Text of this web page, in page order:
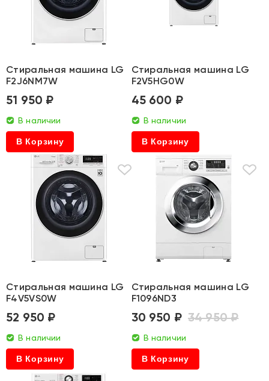
Стиральная машина LG
F2J6NM7W
51 950 ₽
В наличии
В Корзину
Стиральная машина LG
F2V5HG0W
45 600 ₽
В наличии
В Корзину
Стиральная машина LG
F4V5VS0W
52 950 ₽
В наличии
В Корзину
Стиральная машина LG
F1096ND3
30 950 ₽ 34 950 ₽
В наличии
В Корзину